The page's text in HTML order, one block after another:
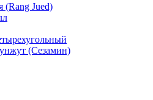
(Rang Jued)
(Сезамин)